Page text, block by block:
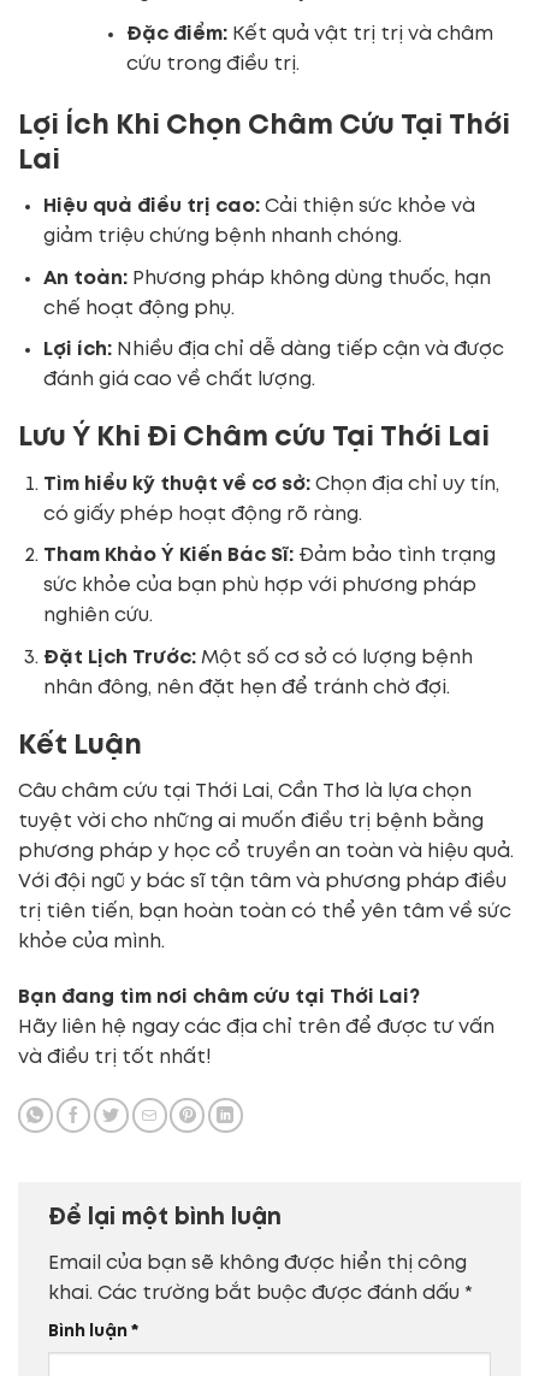
Đặc điểm:Kết quả vật trị trị và châm
cứu trong điều trị.
Lợi Ích Khi Chọn Châm Cứu Tại Thới
Lai
Hiệu quả điều trị cao:Cải thiện sức khỏe và
giảm triệu chứng bệnh nhanh chóng.
An toàn:Phương pháp không dùng thuốc, hạn
chế hoạt động phụ.
Lợi ích:Nhiều địa chỉ dễ dàng tiếp cận và được
đánh giá cao về chất lượng.
Lưu Ý Khi Đi Châm cứu Tại Thới Lai
Tìm hiểu kỹ thuật về cơ sở:Chọn địa chỉ uy tín,
có giấy phép hoạt động rõ ràng.
Tham Khảo Ý Kiến Bác Sĩ:Đảm bảo tình trạng
sức khỏe của bạn phù hợp với phương pháp
nghiên cứu.
Đặt Lịch Trước:Một số cơ sở có lượng bệnh
nhân đông, nên đặt hẹn để tránh chờ đợi.
Kết Luận
Câu châm cứu tại Thới Lai, Cần Thơ là lựa chọn
tuyệt vời cho những ai muốn điều trị bệnh bằng
phương pháp y học cổ truyền an toàn và hiệu quả.
Với đội ngũ y bác sĩ tận tâm và phương pháp điều
trị tiên tiến, bạn hoàn toàn có thể yên tâm về sức
khỏe của mình.
Bạn đang tìm nơi châm cứu tại Thới Lai?
Hãy liên hệ ngay các địa chỉ trên để được tư vấn
và điều trị tốt nhất!
Để lại một bình luận
Email của bạn sẽ không được hiển thị công
khai. Các trường bắt buộc được đánh dấu *
Bình luận *